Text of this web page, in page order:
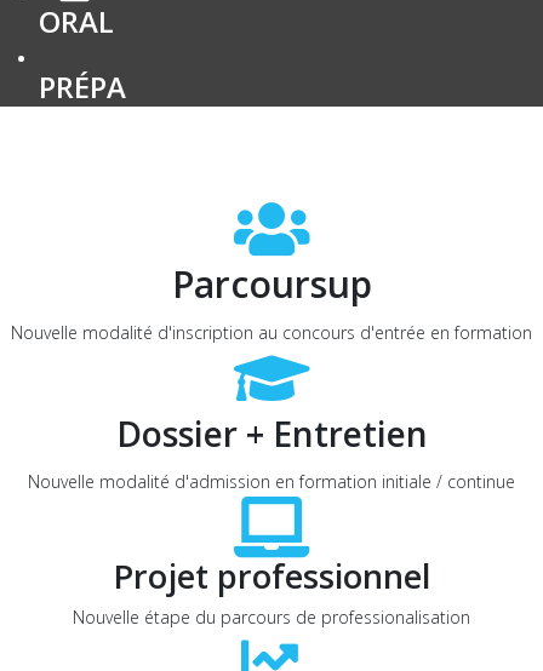
ORAL
PRÉPA
Parcoursup
Nouvelle modalité d'inscription au concours d'entrée en formation
Dossier + Entretien
Nouvelle modalité d'admission en formation initiale / continue
Projet professionnel
Nouvelle étape du parcours de professionalisation